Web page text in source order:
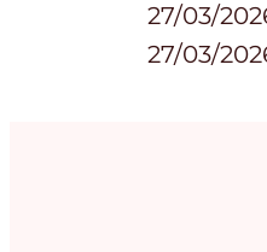
27/03/
27/03/